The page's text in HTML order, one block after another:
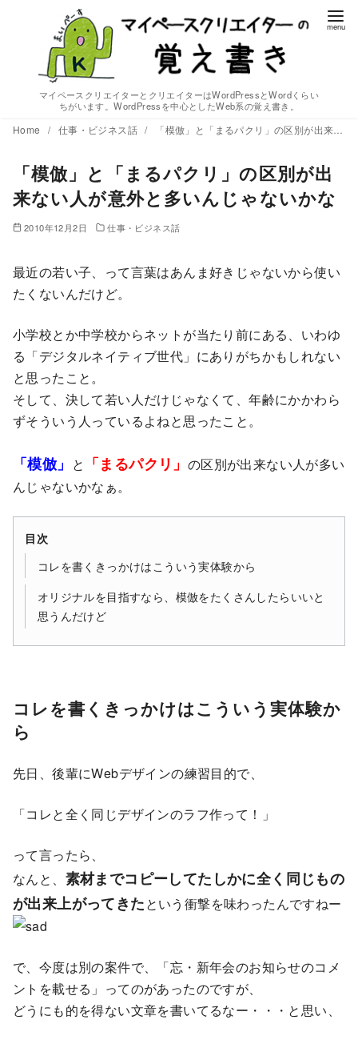
マイペースクリエイターとクリエイターはWordPressとWordくらい
ちがいます。WordPressを中心としたWeb系の覚え書き。
Home 仕事・ビジネス話 「模倣」と「まるパクリ」の区別が出来ない人が意外と多いんじゃないかな
「模倣」と「まるパクリ」の区別が出
来ない人が意外と多いんじゃないかな
2010年12月2日 仕事・ビジネス話
最近の若い子、って言葉はあんま好きじゃないから使い
たくないんだけど。
小学校とか中学校からネットが当たり前にある、いわゆ
る「デジタルネイティブ世代」にありがちかもしれない
と思ったこと。
そして、決して若い人だけじゃなくて、年齢にかかわら
ずそういう人っているよねと思ったこと。
「模倣」 と 「まるパクリ」 の区別が出来ない人が多い
んじゃないかなぁ。
目次
コレを書くきっかけはこういう実体験から
オリジナルを目指すなら、模倣をたくさんしたらいいと
思うんだけど
コレを書くきっかけはこういう実体験か
ら
先日、後輩にWebデザインの練習目的で、
「コレと全く同じデザインのラフ作って！」
って言ったら、
なんと、 素材までコピーしてたしかに全く同じもの
が出来上がってきたという衝撃を味わったんですねー
で、今度は別の案件で、「忘・新年会のお知らせのコメ
ントを載せる」ってのがあったのですが、
どうにも的を得ない文章を書いてるなー・・・と思い、